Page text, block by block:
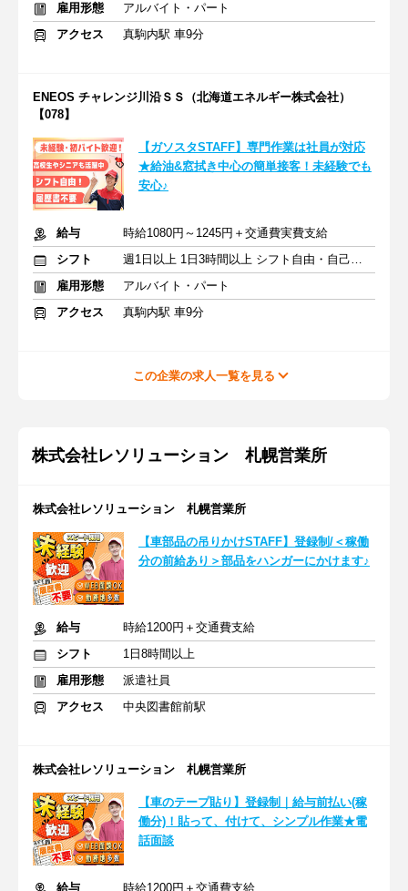
雇用形態
アルバイト・パート
アクセス
真駒内駅 車9分
ENEOS チャレンジ川沿ＳＳ（北海道エネルギー株式会社）
【078】
【ガソスタSTAFF】専門作業は社員が対応
★給油&窓拭き中心の簡単接客！未経験でも
安心♪
給与
時給1080円～1245円＋交通費実費支給
シフト
週1日以上 1日3時間以上 シフト自由・自己申告
雇用形態
アルバイト・パート
アクセス
真駒内駅 車9分
この企業の求人一覧を見る
株式会社レソリューション 札幌営業所
株式会社レソリューション 札幌営業所
【車部品の吊りかけSTAFF】登録制/＜稼働
分の前給あり＞部品をハンガーにかけます♪
給与
時給1200円＋交通費支給
シフト
1日8時間以上
雇用形態
派遣社員
アクセス
中央図書館前駅
株式会社レソリューション 札幌営業所
【車のテープ貼り】登録制｜給与前払い(稼
働分)！貼って、付けて、シンプル作業★電
話面談
給与 時給1200円＋交通費支給